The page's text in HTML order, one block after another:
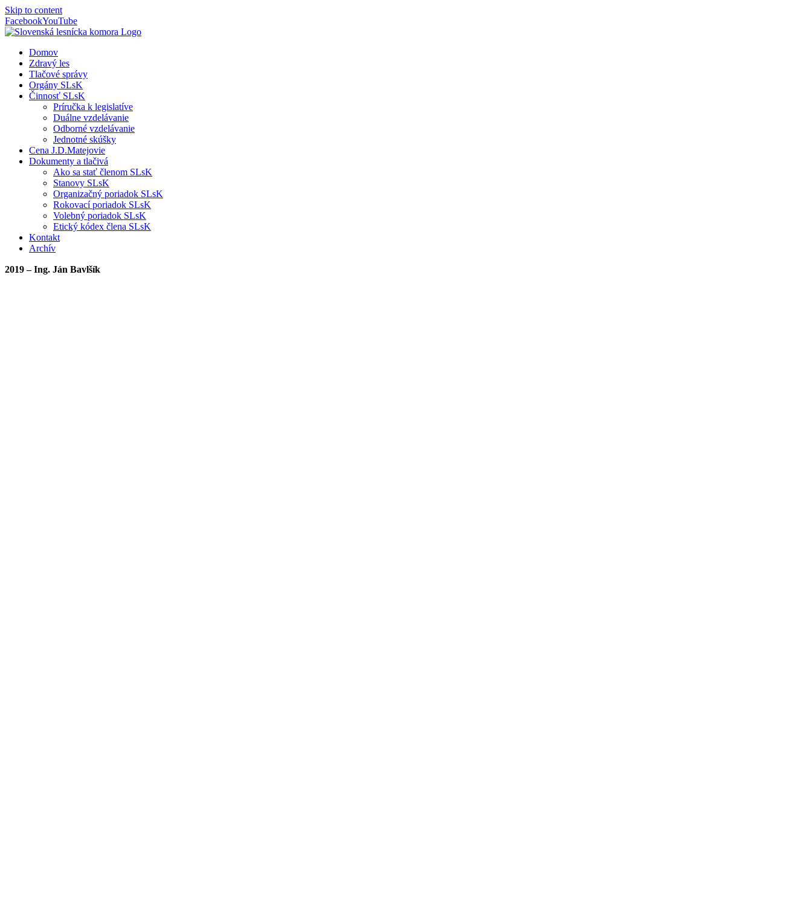
Skip to content
FacebookYouTube
Domov
Zdravý les
Tlačové správy
Orgány SLsK
Činnosť SLsK
Príručka k legislatíve
Duálne vzdelávanie
Odborné vzdelávanie
Jednotné skúšky
Cena J.D.Matejovie
Dokumenty a tlačivá
Ako sa stať členom SLsK
Stanovy SLsK
Organizačný poriadok SLsK
Rokovací poriadok SLsK
Volebný poriadok SLsK
Etický kódex člena SLsK
Kontakt
Archív
2019 – Ing. Ján Bavlšík